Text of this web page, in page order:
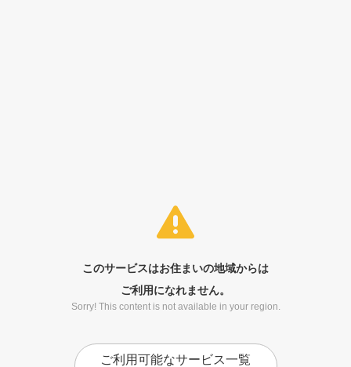
このサービスはお住まいの地域からは
ご利用になれません。
Sorry! This content is not available in your region.
ご利用可能なサービス一覧